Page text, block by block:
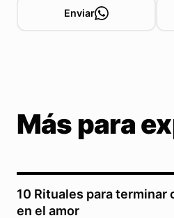
Enviar
Más para
10 Rituales para terminar
en el amor